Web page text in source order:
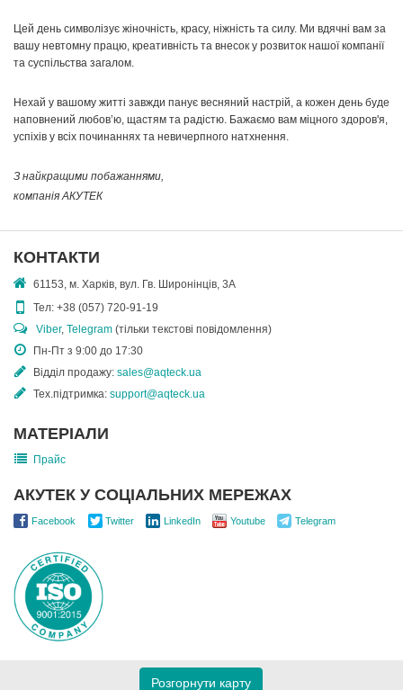
Цей день символізує жіночність, красу, ніжність та силу. Ми вдячні вам за
вашу невтомну працю, креативність та внесок у розвиток нашої компанії
та суспільства загалом.
Нехай у вашому житті завжди панує весняний настрій, а кожен день буде
наповнений любов’ю, щастям та радістю. Бажаємо вам міцного здоров'я,
успіхів у всіх починаннях та невичерпного натхнення.
З найкращими побажаннями,
компанія АКУТЕК
КОНТАКТИ
61153, м. Харків, вул. Гв. Широнінців, 3А
Тел: +38 (057) 720-91-19
Viber, Telegram (тільки текстові повідомлення)
Пн-Пт з 9:00 до 17:30
Відділ продажу: sales@aqteck.ua
Тех.підтримка: support@aqteck.ua
МАТЕРІАЛИ
Прайс
АКУТЕК У СОЦІАЛЬНИХ МЕРЕЖАХ
Facebook Twitter LinkedIn Youtube Telegram
Розгорнути карту